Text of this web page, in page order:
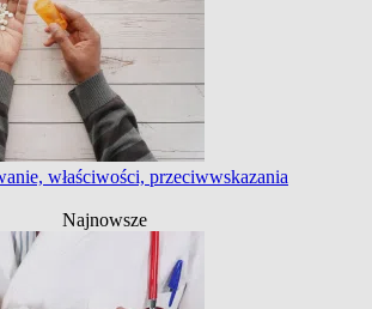
właściwości, przeciwwskazania
Najnowsze